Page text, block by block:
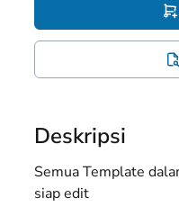
Deskripsi
Semua Template
siap edit